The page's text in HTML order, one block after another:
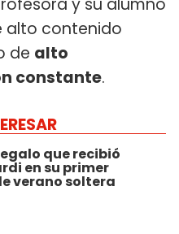
alto contenido
de alto
constante.
que recibió
en su primer
verano soltera